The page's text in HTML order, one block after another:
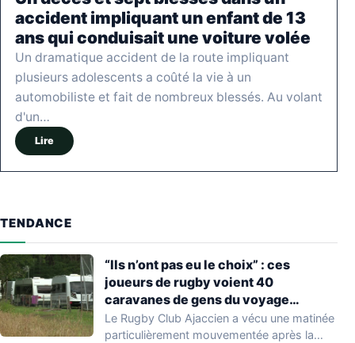
accident impliquant un enfant de 13
ans qui conduisait une voiture volée
Un dramatique accident de la route impliquant
plusieurs adolescents a coûté la vie à un
automobiliste et fait de nombreux blessés. Au volant
d'un…
Lire
TENDANCE
“Ils n’ont pas eu le choix” : ces
joueurs de rugby voient 40
caravanes de gens du voyage
s’installer dans leur stade, ils les
délogent en moins d’1 heure
Le Rugby Club Ajaccien a vécu une matinée
particulièrement mouvementée après la